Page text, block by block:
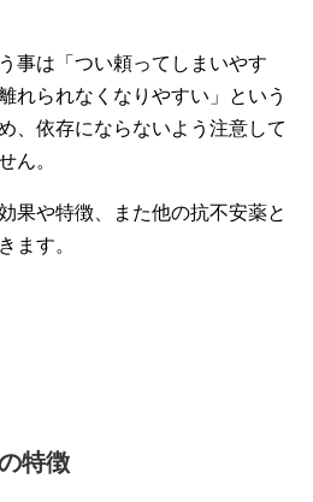
事は「つい頼ってしまいやす
れられなくなりやすい」という
、依存にならないよう注意して
ん。
果や特徴、また他の抗不安薬と
ます。
特徴